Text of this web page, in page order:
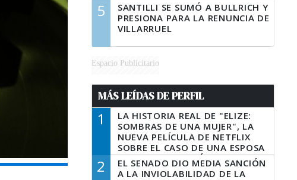
5
SANTILLI SE SUMÓ A BULLRICH Y
PRESIONA PARA LA RENUNCIA DE
VILLARRUEL
Espacio Publicitario
MÁS LEÍDAS DE PERFIL
1
LA HISTORIA REAL DE "ELIZE:
SOMBRAS DE UNA MUJER", LA
NUEVA PELÍCULA DE NETFLIX
SOBRE EL CASO DE UNA ESPOSA
QUE DESCUARTIZÓ A SU
MARIDO
2
EL SENADO DIO MEDIA SANCIÓN
A LA INVIOLABILIDAD DE LA